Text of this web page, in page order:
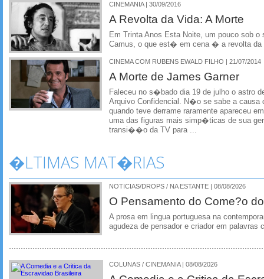
CINEMANIA | 30/09/2016
A Revolta da Vida: A Morte
Em Trinta Anos Esta Noite, um pouco sob
Camus, o que est� em cena � a revolta da
CINEMA COM RUBENS EWALD FILHO | 21/07/2014
A Morte de James Garner
Faleceu no s�bado dia 19 de julho o astro
Arquivo Confidencial. N�o se sabe a causa
quando teve derrame raramente apareceu
uma das figuras mais simp�ticas de sua
transi��o da TV para ...
�LTIMAS MAT�RIAS
NOTICIAS/DROPS / NA ESTANTE | 08/08/2026
O Pensamento do Come?o
A prosa em lingua portuguesa na
agudeza de pensador e criador em palavras
COLUNAS / CINEMANIA | 08/08/2026